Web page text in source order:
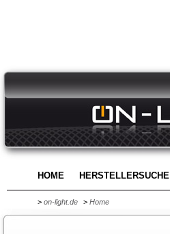
HOME HERSTELLERSUCHE
> on-light.de > Home